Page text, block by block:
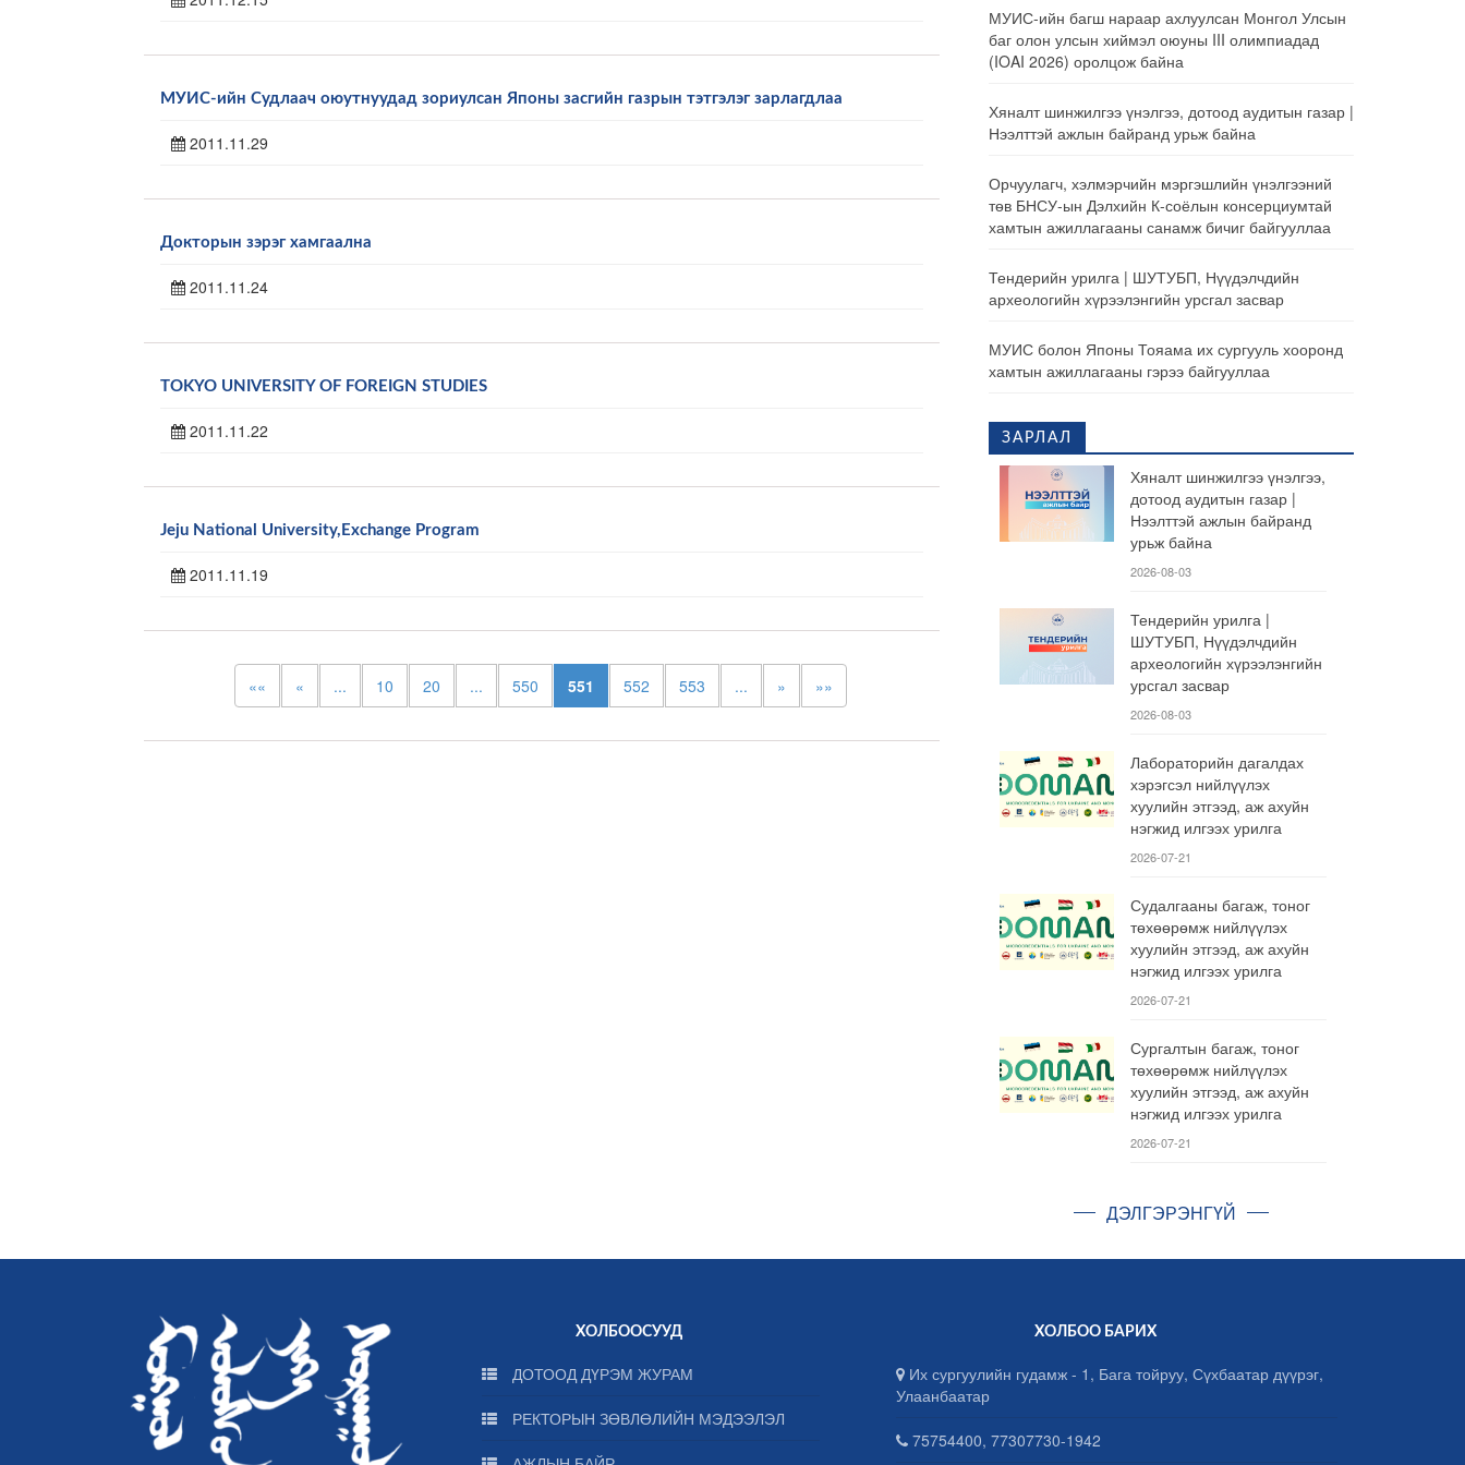
МУИС-ийн Судлаач оюутнуудад зориулсан Японы засгийн газрын тэтгэлэг зарлагдлаа
2011.11.29
Докторын зэрэг хамгаална
2011.11.24
TOKYO UNIVERSITY OF FOREIGN STUDIES
2011.11.22
Jeju National University,Exchange Program
2011.11.19
«« « ... 10 20 ... 550 551 552 553 ... » »»
МУИС-ийн багш нараар ахлуулсан Монгол Улсын
баг олон улсын хиймэл оюуны III олимпиадад
(IOAI 2026) оролцож байна
Хяналт шинжилгээ үнэлгээ, дотоод аудитын газар |
Нээлттэй ажлын байранд урьж байна
Орчуулагч, хэлмэрчийн мэргэшлийн үнэлгээний
төв БНСУ-ын Дэлхийн К-соёлын консерциумтай
хамтын ажиллагааны санамж бичиг байгууллаа
Тендерийн урилга | ШУТУБП, Нүүдэлчдийн
археологийн хүрээлэнгийн урсгал засвар
МУИС болон Японы Тояама их сургууль хооронд
хамтын ажиллагааны гэрээ байгууллаа
ЗАРЛАЛ
Хяналт шинжилгээ үнэлгээ,
дотоод аудитын газар |
Нээлттэй ажлын байранд
урьж байна
2026-08-03
Тендерийн урилга |
ШУТУБП, Нүүдэлчдийн
археологийн хүрээлэнгийн
урсгал засвар
2026-08-03
Лабораторийн дагалдах
хэрэгсэл нийлүүлэх
хуулийн этгээд, аж ахуйн
нэгжид илгээх урилга
2026-07-21
Судалгааны багаж, тоног
төхөөрөмж нийлүүлэх
хуулийн этгээд, аж ахуйн
нэгжид илгээх урилга
2026-07-21
Сургалтын багаж, тоног
төхөөрөмж нийлүүлэх
хуулийн этгээд, аж ахуйн
нэгжид илгээх урилга
2026-07-21
ДЭЛГЭРЭНГҮЙ
ХОЛБООСУУД
ДОТООД ДҮРЭМ ЖУРАМ
РЕКТОРЫН ЗӨВЛӨЛИЙН МЭДЭЭЛЭЛ
ХОЛБОО БАРИХ
Их сургуулийн гудамж - 1, Бага тойруу, Сүхбаатар дүүрэг,
Улаанбаатар
75754400, 77307730-1942